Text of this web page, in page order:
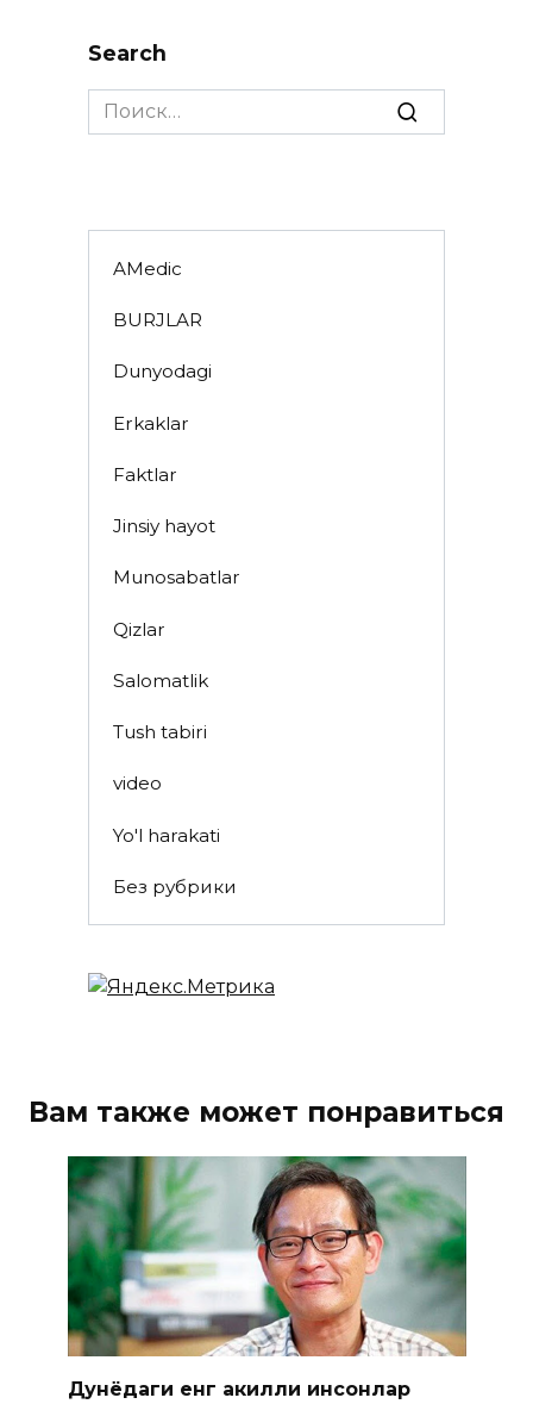
Search
Search
for:
AMedic
BURJLAR
Dunyodagi
Erkaklar
Faktlar
Jinsiy hayot
Munosabatlar
Qizlar
Salomatlik
Tush tabiri
video
Yo'l harakati
Без рубрики
Вам также может понравиться
Дунёдаги енг акилли инсонлар